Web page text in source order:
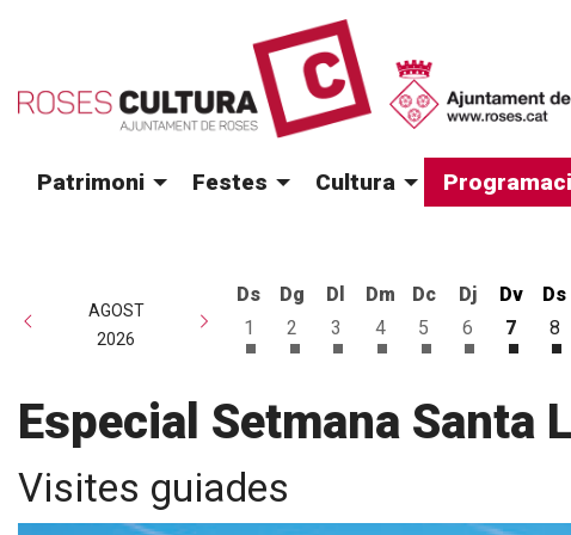
Patrimoni Festes Cultura
AGOST
2026
Ds
1
Dissabte 1 d'agost
Dg
2
Diumenge 2 d'agost
Dl
3
Dilluns 3 d'agost
Dm
4
Dimarts 4 d'agost
Dc
5
Dimecres 5
Dj
6
Dijous 6
Dv
7
Ds
8
Especial Setmana Santa
Visites guiades